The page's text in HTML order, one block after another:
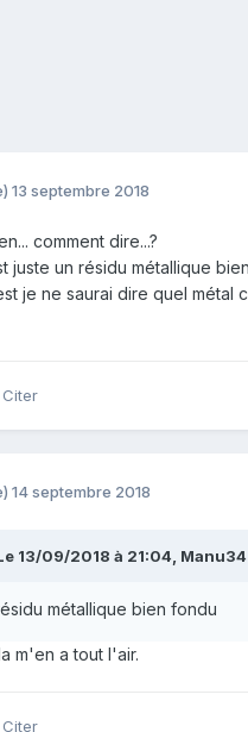
13 septembre 2018
comment dire...?
juste un résidu métallique
je ne saurai dire quel
Citer
14 septembre 2018
13/09/2018 à 21:04, Manu34
métallique bien fondu
m'en a tout l'air.
Citer